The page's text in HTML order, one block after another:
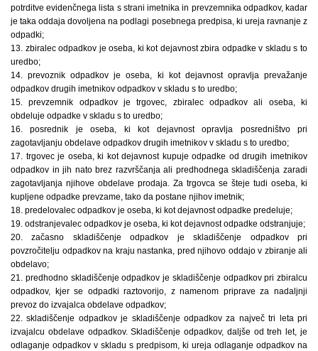
potrditve evidenčnega lista s strani imetnika in prevzemnika odpadkov, kadar
je taka oddaja dovoljena na podlagi posebnega predpisa, ki ureja ravnanje z
odpadki;
13. zbiralec odpadkov je oseba, ki kot dejavnost zbira odpadke v skladu s to
uredbo;
14. prevoznik odpadkov je oseba, ki kot dejavnost opravlja prevažanje
odpadkov drugih imetnikov odpadkov v skladu s to uredbo;
15. prevzemnik odpadkov je trgovec, zbiralec odpadkov ali oseba, ki
obdeluje odpadke v skladu s to uredbo;
16. posrednik je oseba, ki kot dejavnost opravlja posredništvo pri
zagotavljanju obdelave odpadkov drugih imetnikov v skladu s to uredbo;
17. trgovec je oseba, ki kot dejavnost kupuje odpadke od drugih imetnikov
odpadkov in jih nato brez razvrščanja ali predhodnega skladiščenja zaradi
zagotavljanja njihove obdelave prodaja. Za trgovca se šteje tudi oseba, ki
kupljene odpadke prevzame, tako da postane njihov imetnik;
18. predelovalec odpadkov je oseba, ki kot dejavnost odpadke predeluje;
19. odstranjevalec odpadkov je oseba, ki kot dejavnost odpadke odstranjuje;
20. začasno skladiščenje odpadkov je skladiščenje odpadkov pri
povzročitelju odpadkov na kraju nastanka, pred njihovo oddajo v zbiranje ali
obdelavo;
21. predhodno skladiščenje odpadkov je skladiščenje odpadkov pri zbiralcu
odpadkov, kjer se odpadki raztovorijo, z namenom priprave za nadaljnji
prevoz do izvajalca obdelave odpadkov;
22. skladiščenje odpadkov je skladiščenje odpadkov za največ tri leta pri
izvajalcu obdelave odpadkov. Skladiščenje odpadkov, daljše od treh let, je
odlaganje odpadkov v skladu s predpisom, ki ureja odlaganje odpadkov na